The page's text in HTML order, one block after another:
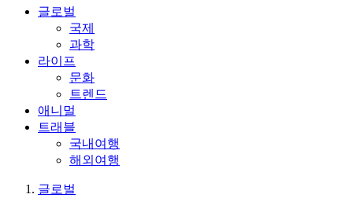
글로벌
국제
과학
라이프
문화
트렌드
애니멀
트래블
국내여행
해외여행
글로벌